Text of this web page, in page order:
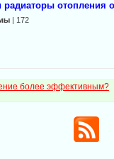
отопления
| 172
более эффективным?